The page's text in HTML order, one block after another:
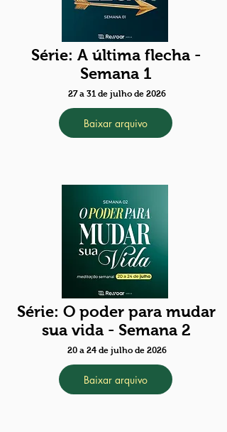
Série: A última flecha -
Semana 1
27 a 31 de julho de 2026
Baixar arquivo
Série: O poder para mudar
sua vida - Semana 2
20 a 24 de julho de 2026
Baixar arquivo